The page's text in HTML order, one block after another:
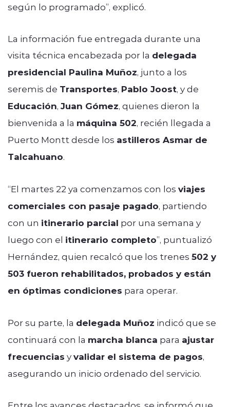
según lo programado”, explicó.
La información fue entregada durante una
visita técnica encabezada por la delegada
presidencial Paulina Muñoz, junto a los
seremis de Transportes, Pablo Joost, y de
Educación, Juan Gómez, quienes dieron la
bienvenida a la máquina 502, recién llegada a
Puerto Montt desde los astilleros Asmar de
Talcahuano.
“El martes 22 ya comenzamos con los viajes
comerciales con pasaje pagado, partiendo
con un itinerario parcial por una semana y
luego con el itinerario completo”, puntualizó
Hernández, quien recalcó que los trenes 502 y
503 fueron rehabilitados, probados y están
en óptimas condiciones para operar.
Por su parte, la delegada Muñoz indicó que se
continuará con la marcha blanca para ajustar
frecuencias yvalidar el sistema de pagos,
asegurando un inicio ordenado del servicio.
Entre los avances destacados, se informó que